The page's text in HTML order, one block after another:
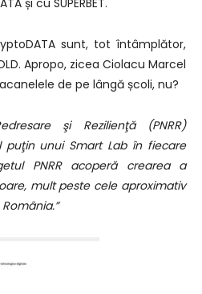
și cu SUPERBET.
sunt, tot întâmplător,
Apropo, zicea Ciolacu Marcel
de pe lângă școli, nu?
şi Rezilienţă (PNRR)
unui Smart Lab în fiecare
PNRR acoperă crearea a
mult peste cele aproximativ